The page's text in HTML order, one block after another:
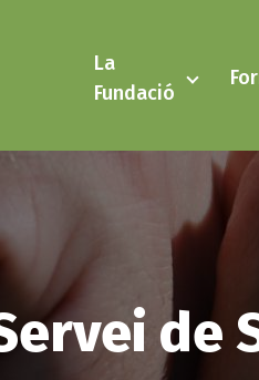
La
Fundació
de